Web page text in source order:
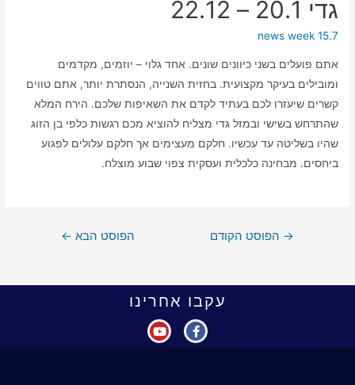
גדי 20.1 – 22.12
news week 15.7
אתם פועלים בשני כיוונים שונים. אחד גלוי – יוזמים, מקדמים
ומובילים בעיקר מקצועית. בחזית השנייה, הנסתרת יותר, אתם טווים
קשרים שיעזרו לכם בעתיד לקדם את השאיפות שלכם. הירח המלא
שהתרחש בשישי ובמזל גדי מצליח להוציא מכם רגשות כלפי בן הזוג
שהיו בשליטה עד עכשיו. חלקם מעצימים אך חלקם עלולים לפגוע
ביחסים. מבחינה כלכלית ועסקית צפוי שבוע מוצלח.
→ הפוסט הקודם הפוסט הבא ←
עקבו אחרינו